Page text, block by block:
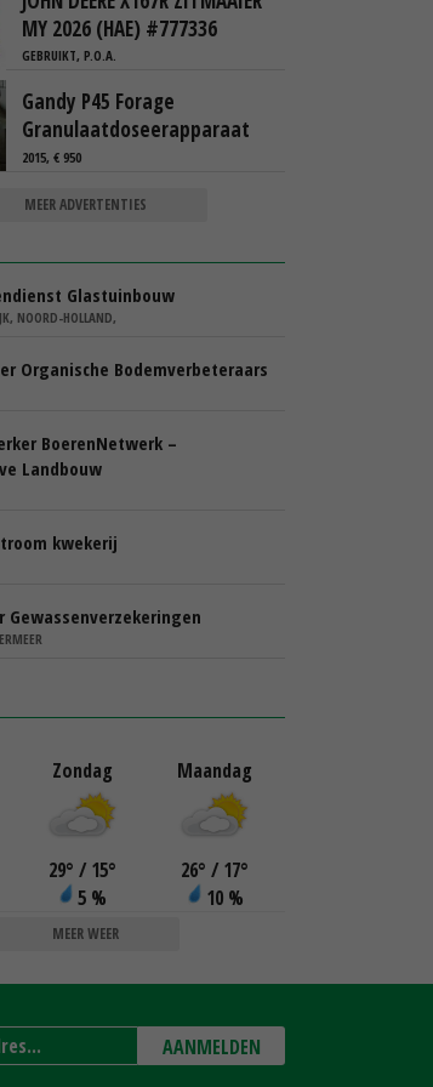
MY 2026 (HAE) #777336
GEBRUIKT, P.O.A.
Gandy P45 Forage
Granulaatdoseerapparaat
2015, € 950
MEER ADVERTENTIES
Glastuinbouw
NOORD-HOLLAND,
Organische Bodemverbeteraars
BoerenNetwerk –
Landbouw
kwekerij
Gewassenverzekeringen
Zondag
29° / 15°
5 %
Maandag
26° / 17°
10 %
MEER WEER
AANMELDEN